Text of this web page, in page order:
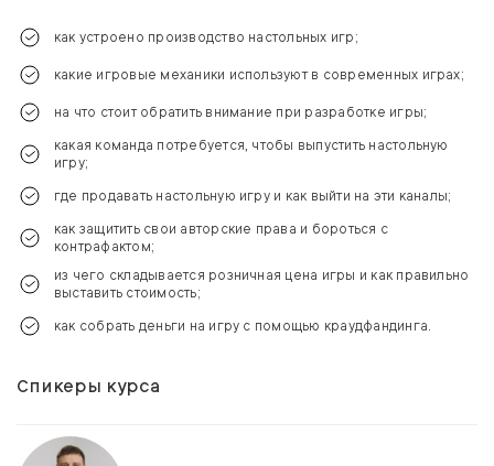
как устроено производство настольных игр;
какие игровые механики используют в современных играх;
на что стоит обратить внимание при разработке игры;
какая команда потребуется, чтобы выпустить настольную
игру;
где продавать настольную игру и как выйти на эти каналы;
как защитить свои авторские права и бороться с
контрафактом;
из чего складывается розничная цена игры и как правильно
выставить стоимость;
как собрать деньги на игру с помощью краудфандинга.
Спикеры курса